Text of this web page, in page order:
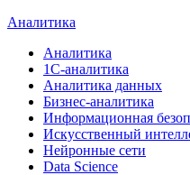
Аналитика
Аналитика
1С-аналитика
Аналитика данных
Бизнес-аналитика
Информационная
Искусственный
Нейронные сети
Data Science